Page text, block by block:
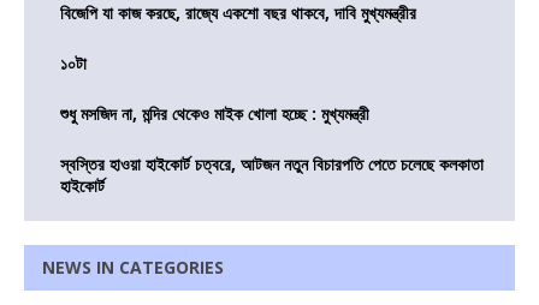
বিজেপি যা কাজ করছে, রাজ্যে একশো বছর থাকবে, দাবি মুখ্যমন্ত্রীর
১০টা
শুধু মসজিদ না, মন্দির থেকেও মাইক খোলা হচ্ছে : মুখ্যমন্ত্রী
স্বস্তির হাওয়া হাইকোর্ট চত্বরে, আটজন নতুন বিচারপতি পেতে চলেছে কলকাতা
হাইকোর্ট
NEWS IN CATEGORIES